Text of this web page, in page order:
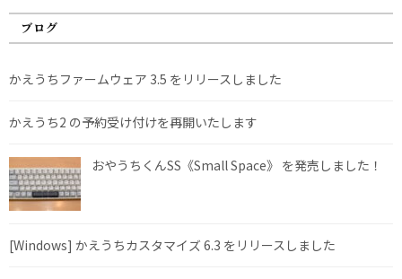
ブログ
かえうちファームウェア 3.5 をリリースしました
かえうち2 の予約受け付けを再開いたします
おやうちくんSS《Small Space》 を発売しました！
[Windows] かえうちカスタマイズ 6.3 をリリースしました